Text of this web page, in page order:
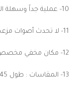
10- عملية جداً وسهلة الاستخدام 🔥
11- لا تحدث أصوات مزعجة عند تشغيل الصوبة 🔥
12- مكان مخفي مخصص لجرة الغاز بداخلها 🔥
13- المقاسات : طول 145 سم , عرض 40 سم